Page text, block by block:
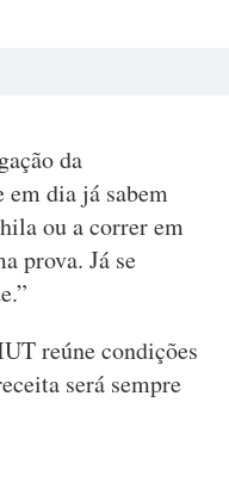
da
em dia já sabem
ou a correr em
prova. Já se
reúne condições
será sempre